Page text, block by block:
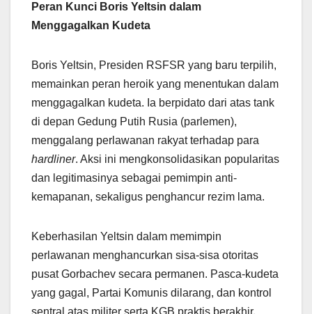
Peran Kunci Boris Yeltsin dalam
Menggagalkan Kudeta
Boris Yeltsin, Presiden RSFSR yang baru terpilih,
memainkan peran heroik yang menentukan dalam
menggagalkan kudeta. Ia berpidato dari atas tank
di depan Gedung Putih Rusia (parlemen),
menggalang perlawanan rakyat terhadap para
hardliner. Aksi ini mengkonsolidasikan popularitas
dan legitimasinya sebagai pemimpin anti-
kemapanan, sekaligus penghancur rezim lama.
Keberhasilan Yeltsin dalam memimpin
perlawanan menghancurkan sisa-sisa otoritas
pusat Gorbachev secara permanen. Pasca-kudeta
yang gagal, Partai Komunis dilarang, dan kontrol